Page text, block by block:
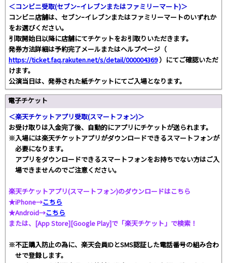
＜コンビニ受取(セブンｰイレブンまたはファミリーマート)＞
コンビニ店舗は、セブンｰイレブンまたはファミリーマートのいずれか
をお選びください。
引取開始日以降に店舗にてチケットをお引取りいただきます。
発券方法詳細は予約完了メールまたはヘルプページ（
https://ticket.faq.rakuten.net/s/detail/000004369）にてご確認いただ
けます。
公演当日は、発券された紙チケットにてご入場となります。
電子チケット
＜楽天チケットアプリ受取(スマートフォン)＞
お受け取りは入金完了後、自動的にアプリにチケットが送られます。
※入場には楽天チケットアプリがダウンロードできるスマートフォンが
必要になります。
アプリをダウンロードできるスマートフォンをお持ちでない方はご入
場できませんのでご注意ください。
楽天チケットアプリ(スマートフォン)のダウンロードはこちら
★iPhone→こちら
★Android→こちら
または、[App Store][Google Play]で「楽天チケット」で検索！
※不正購入防止の為に、楽天会員IDとSMS認証した電話番号の組み合わ
せで登録します。